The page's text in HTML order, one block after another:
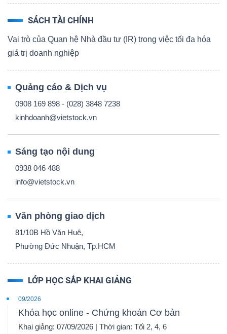
SÁCH TÀI CHÍNH
Vai trò của Quan hệ Nhà đầu tư (IR) trong việc tối đa hóa
giá trị doanh nghiệp
Quảng cáo & Dịch vụ
0908 169 898 - (028) 3848 7238
kinhdoanh@vietstock.vn
Sáng tạo nội dung
0938 046 488
info@vietstock.vn
Văn phòng giao dịch
81/10B Hồ Văn Huê,
Phường Đức Nhuận, Tp.HCM
LỚP HỌC SẮP KHAI GIẢNG
09/2026
Khóa học online - Chứng khoán Cơ bản
Khai giảng: 07/09/2026 | Thời gian: Tối 2, 4, 6